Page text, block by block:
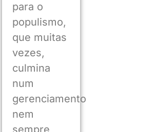
para o
populismo,
que muitas
vezes,
culmina
num
gerenciamento
nem